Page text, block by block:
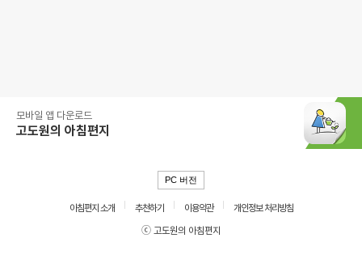
모바일 앱 다운로드
고도원의 아침편지
PC 버전
아침편지 소개 추천하기 이용약관
개인정보 처리방침
ⓒ 고도원의 아침편지